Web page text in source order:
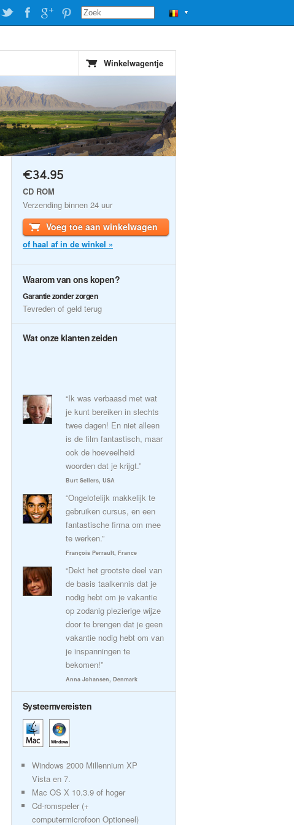
▼
Winkelwagentje
€34.95
CD ROM
Verzending binnen 24 uur
Voeg toe aan winkelwagen
of haal af in de winkel »
Waarom van ons kopen?
Garantie zonder zorgen
Tevreden of geld terug
Wat onze klanten zeiden
“Ik was verbaasd met wat
je kunt bereiken in slechts
twee dagen! En niet alleen
is de film fantastisch, maar
ook de hoeveelheid
woorden dat je krijgt.”
Burt Sellers, USA
“Ongelofelijk makkelijk te
gebruiken cursus, en een
fantastische firma om mee
te werken.”
François Perrault, France
“Dekt het grootste deel van
de basis taalkennis dat je
nodig hebt om je vakantie
op zodanig plezierige wijze
door te brengen dat je geen
vakantie nodig hebt om van
je inspanningen te
bekomen!”
Anna Johansen, Denmark
Systeemvereisten
Windows 2000 Millennium XP
Vista en 7.
Mac OS X 10.3.9 of hoger
Cd-romspeler (+
computermicrofoon Optioneel)